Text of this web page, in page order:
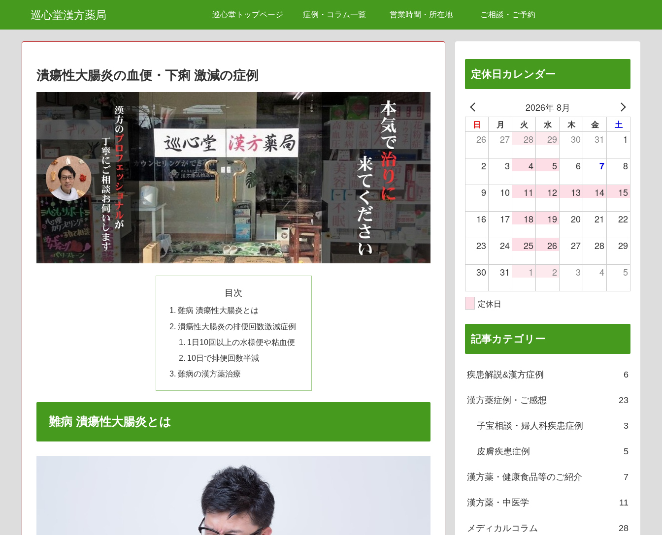
巡心堂漢方薬局 巡心堂トップページ 症例・コラム一覧 営業時間・所在地 ご相談・ご予約
潰瘍性大腸炎の血便・下痢 激減の症例
目次
難病 潰瘍性大腸炎とは
潰瘍性大腸炎の排便回数激減症例
1日10回以上の水様便や粘血便
10日で排便回数半減
難病の漢方薬治療
難病 潰瘍性大腸炎とは
定休日カレンダー
2026年 8月
日 月 火 水 木 金 土
26 27 28 29 30 31 1
2 3 4 5 6 7 8
9 10 11 12 13 14 15
16 17 18 19 20 21 22
23 24 25 26 27 28 29
30 31 1 2 3 4 5
定休日
記事カテゴリー
疾患解説&漢方症例 6
漢方薬症例・ご感想 23
子宝相談・婦人科疾患症例 3
皮膚疾患症例 5
漢方薬・健康食品等のご紹介 7
漢方薬・中医学 11
メディカルコラム 28